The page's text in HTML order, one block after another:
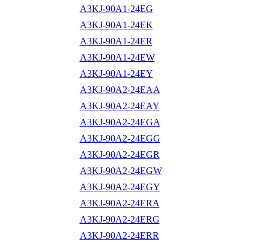
A3KJ-90A1-24EG
A3KJ-90A1-24EK
A3KJ-90A1-24ER
A3KJ-90A1-24EW
A3KJ-90A1-24EY
A3KJ-90A2-24EAA
A3KJ-90A2-24EAY
A3KJ-90A2-24EGA
A3KJ-90A2-24EGG
A3KJ-90A2-24EGR
A3KJ-90A2-24EGW
A3KJ-90A2-24EGY
A3KJ-90A2-24ERA
A3KJ-90A2-24ERG
A3KJ-90A2-24ERR